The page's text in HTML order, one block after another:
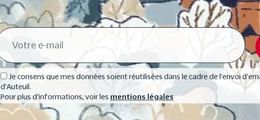
Je consens que mes données soient réutilisées dans le cadre de l'envoi
d'Auteuil.
Pour plus d'informations, voir les mentions légales